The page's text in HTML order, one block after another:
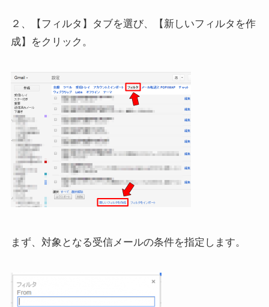
２、【フィルタ】タブを選び、【新しいフィルタを作
成】をクリック。
まず、対象となる受信メールの条件を指定します。